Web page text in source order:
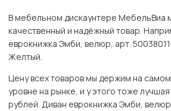
В мебельном дискаунтере МебельВиа
качественный и надёжный товар.
еврокнижка Эмби, велюр, арт.
Желтый.
Цену всех товаров мы держим на
уровне на рынке, и у этого тоже
рублей. Диван еврокнижка Эмби,